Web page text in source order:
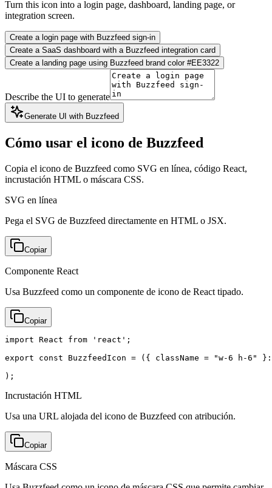
Turn this icon into a login page, dashboard, landing page, or
integration screen.
Create a login page with Buzzfeed sign-in
Create a SaaS dashboard with a Buzzfeed integration card
Create a landing page using Buzzfeed brand color #EE3322
Describe the UI to generate
Generate UI with Buzzfeed
Cómo usar el icono de Buzzfeed
Copia el icono de Buzzfeed como SVG en línea, código React,
incrustación HTML o máscara CSS.
SVG en línea
Pega el SVG de Buzzfeed directamente en HTML o JSX.
Copiar
Componente React
Usa Buzzfeed como un componente de icono de React tipado.
Copiar
import React from 'react';
export const BuzzfeedIcon = ({ className = "w-6 h-
);
Incrustación HTML
Usa una URL alojada del icono de Buzzfeed con atribución.
Copiar
Máscara CSS